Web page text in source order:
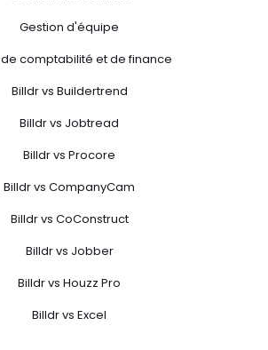
Gestion d'équipe
de comptabilité et de finance
Billdr vs Buildertrend
Billdr vs Jobtread
Billdr vs Procore
Billdr vs CompanyCam
Billdr vs CoConstruct
Billdr vs Jobber
Billdr vs Houzz Pro
Billdr vs Excel